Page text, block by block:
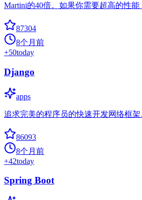
Martini的40倍。如果你需要超高的性能
87304
8个月前
+50today
Django
apps
追求完美的程序员的快速开发网络框架
86093
8个月前
+42today
Spring Boot